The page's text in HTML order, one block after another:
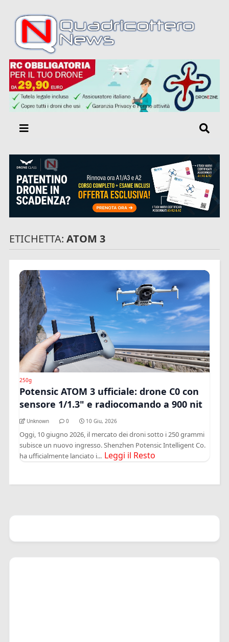
ETICHETTA:ATOM 3
250g
Potensic ATOM 3 ufficiale: drone C0 con
sensore 1/1.3" e radiocomando a 900 nit
Unknown 0 10 Giu, 2026
Oggi, 10 giugno 2026, il mercato dei droni sotto i 250 grammi
subisce un nuovo ingresso. Shenzhen Potensic Intelligent Co.
ha ufficialmente lanciato i... Leggi il Resto